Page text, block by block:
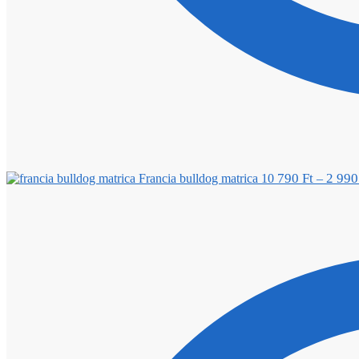
Francia bulldog matrica 10 790 Ft – 2